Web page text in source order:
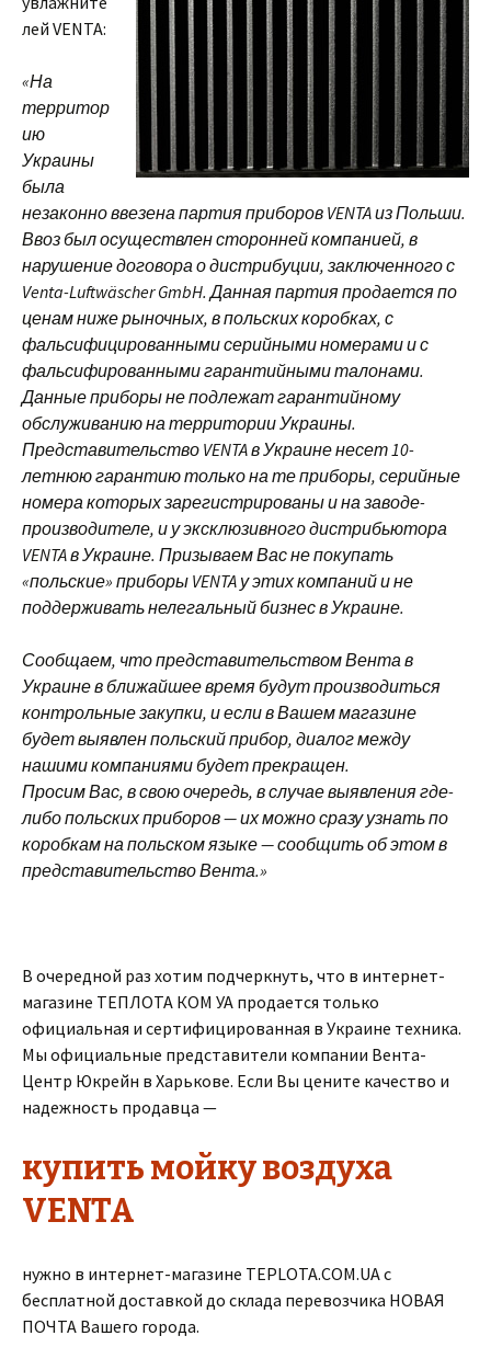
лей VENTA:
«На
территор
ию
Украины
была
незаконно ввезена партия приборов VENTA из Польши.
Ввоз был осуществлен сторонней компанией, в
нарушение договора о дистрибуции, заключенного с
Venta-Luftwäscher GmbH. Данная партия продается по
ценам ниже рыночных, в польских коробках, с
фальсифицированными серийными номерами и с
фальсифированными гарантийными талонами.
Данные приборы не подлежат гарантийному
обслуживанию на территории Украины.
Представительство VENTA в Украине несет 10-
летнюю гарантию только на те приборы, серийные
номера которых зарегистрированы и на заводе-
производителе, и у эксклюзивного дистрибьютора
VENTA в Украине. Призываем Вас не покупать
«польские» приборы VENTA у этих компаний и не
поддерживать нелегальный бизнес в Украине.
Сообщаем, что представительством Вента в
Украине в ближайшее время будут производиться
контрольные закупки, и если в Вашем магазине
будет выявлен польский прибор, диалог между
нашими компаниями будет прекращен.
Просим Вас, в свою очередь, в случае выявления где-
либо польских приборов — их можно сразу узнать по
коробкам на польском языке — сообщить об этом в
представительство Вента.»
В очередной раз хотим подчеркнуть, что в интернет-
магазине ТЕПЛОТА КОМ УА продается только
официальная и сертифицированная в Украине техника.
Мы официальные представители компании Вента-
Центр Юкрейн в Харькове. Если Вы цените качество и
надежность продавца —
купить мойку воздуха
VENTA
нужно в интернет-магазине TEPLOTA.COM.UA с
бесплатной доставкой до склада перевозчика НОВАЯ
ПОЧТА Вашего города.